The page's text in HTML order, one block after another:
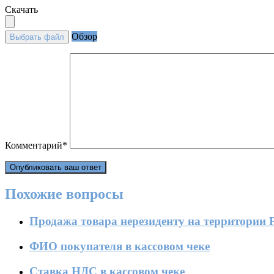
Скачать
Выбрать файл Обзор
Комментарий*
Похожие вопросы
Продажа товара нерезиденту на территории
ФИО покупателя в кассовом чеке
Ставка НДС в кассовом чеке